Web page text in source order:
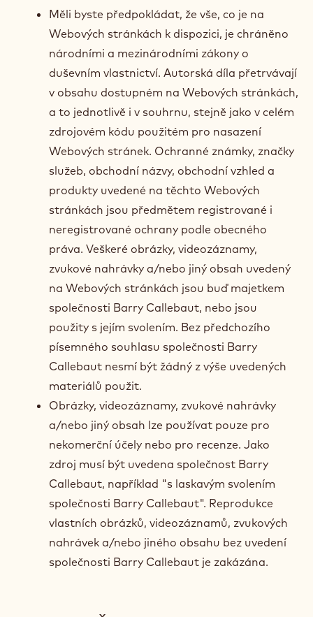
Měli byste předpokládat, že vše, co je na
Webových stránkách k dispozici, je chráněno
národními a mezinárodními zákony o
duševním vlastnictví. Autorská díla přetrvávají
v obsahu dostupném na Webových stránkách,
a to jednotlivě i v souhrnu, stejně jako v celém
zdrojovém kódu použitém pro nasazení
Webových stránek. Ochranné známky, značky
služeb, obchodní názvy, obchodní vzhled a
produkty uvedené na těchto Webových
stránkách jsou předmětem registrované i
neregistrované ochrany podle obecného
práva. Veškeré obrázky, videozáznamy,
zvukové nahrávky a/nebo jiný obsah uvedený
na Webových stránkách jsou buď majetkem
společnosti Barry Callebaut, nebo jsou
použity s jejím svolením. Bez předchozího
písemného souhlasu společnosti Barry
Callebaut nesmí být žádný z výše uvedených
materiálů použit.
Obrázky, videozáznamy, zvukové nahrávky
a/nebo jiný obsah lze používat pouze pro
nekomerční účely nebo pro recenze. Jako
zdroj musí být uvedena společnost Barry
Callebaut, například "s laskavým svolením
společnosti Barry Callebaut". Reprodukce
vlastních obrázků, videozáznamů, zvukových
nahrávek a/nebo jiného obsahu bez uvedení
společnosti Barry Callebaut je zakázána.